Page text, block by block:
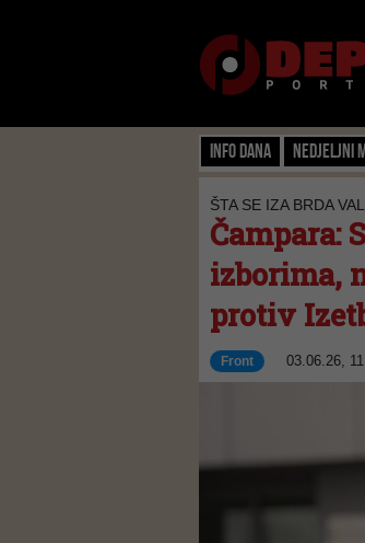
Info dana Nedjeljni
ŠTA SE IZA BRDA
Čampara:
izborima,
protiv
Front 03.06.26,